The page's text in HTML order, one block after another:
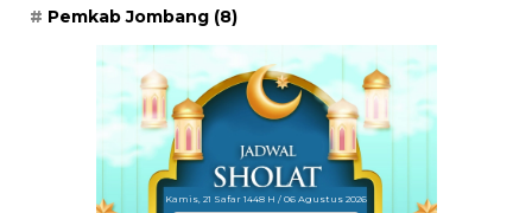
Pemkab Jombang (8)
Kamis, 21 Safar 1448 H / 06 Agustus 2026